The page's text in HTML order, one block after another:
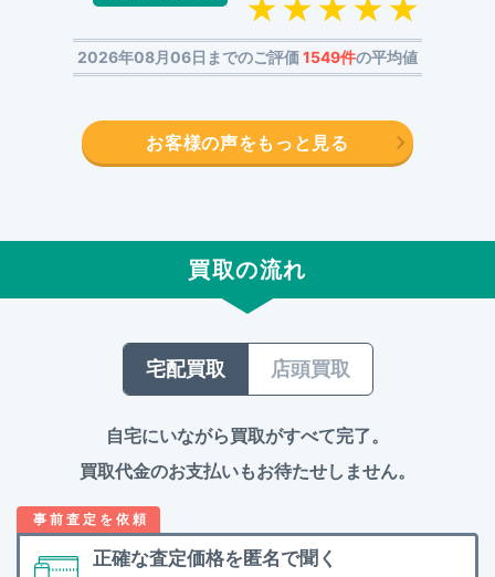
2026年08月06日までのご評価1549件の平均値
お客様の声をもっと見る
買取の流れ
宅配買取 店頭買取
自宅にいながら買取がすべて完了。
買取代金のお支払いもお待たせしません。
正確な査定価格を 匿名で聞く